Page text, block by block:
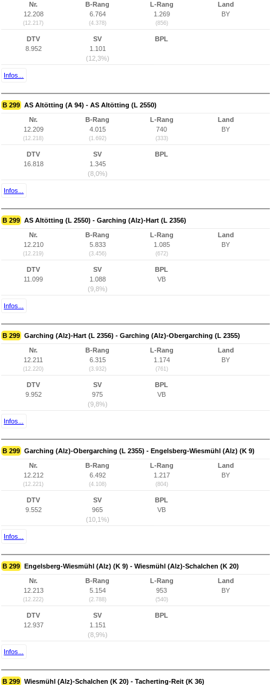
Nr.
12.208
(12.217)
B-Rang
6.764
(4.378)
L-Rang
1.269
(856)
Land
BY
DTV
8.952
SV
1.101
(12,3%)
BPL
Infos...
B 299 AS Altötting (A 94) - AS Altötting (L 2550)
Nr.
12.209
(12.218)
B-Rang
4.015
(1.692)
L-Rang
740
(333)
Land
BY
DTV
16.818
SV
1.345
(8,0%)
BPL
Infos...
B 299 AS Altötting (L 2550) - Garching (Alz)-Hart (L 2356)
Nr.
12.210
(12.219)
B-Rang
5.833
(3.456)
L-Rang
1.085
(672)
Land
BY
DTV
11.099
SV
1.088
(9,8%)
BPL
VB
Infos...
B 299 Garching (Alz)-Hart (L 2356) - Garching (Alz)-Obergarching (L 2355)
Nr.
12.211
(12.220)
B-Rang
6.315
(3.932)
L-Rang
1.174
(761)
Land
BY
DTV
9.952
SV
975
(9,8%)
BPL
VB
Infos...
B 299 Garching (Alz)-Obergarching (L 2355) - Engelsberg-Wiesmühl (Alz) (K 9)
Nr.
12.212
(12.221)
B-Rang
6.492
(4.108)
L-Rang
1.217
(804)
Land
BY
DTV
9.552
SV
965
(10,1%)
BPL
VB
Infos...
B 299 Engelsberg-Wiesmühl (Alz) (K 9) - Wiesmühl (Alz)-Schalchen (K 20)
Nr.
12.213
(12.222)
B-Rang
5.154
(2.788)
L-Rang
953
(540)
Land
BY
DTV
12.937
SV
1.151
(8,9%)
BPL
Infos...
B 299 Wiesmühl (Alz)-Schalchen (K 20) - Tacherting-Reit (K 36)